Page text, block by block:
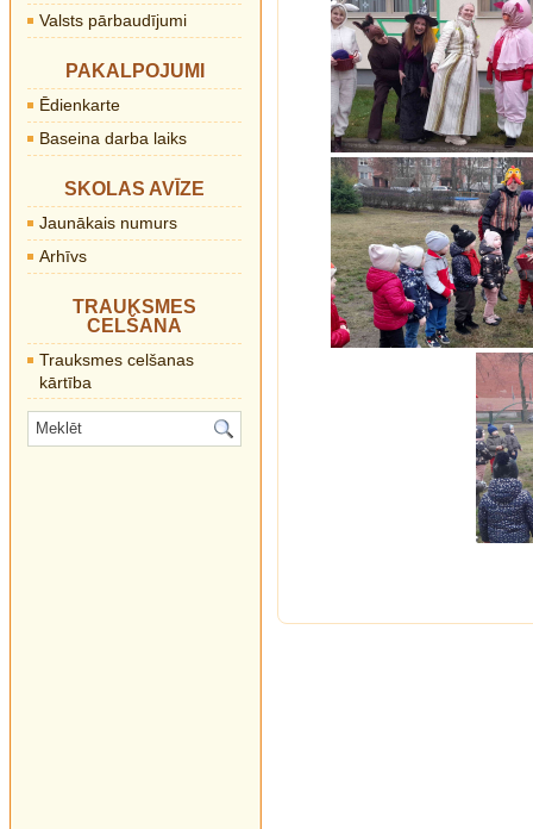
Valsts pārbaudījumi
PAKALPOJUMI
Ēdienkarte
Baseina darba laiks
SKOLAS AVĪZE
Jaunākais numurs
Arhīvs
TRAUKSMES
CELŠANA
Trauksmes celšanas
kārtība